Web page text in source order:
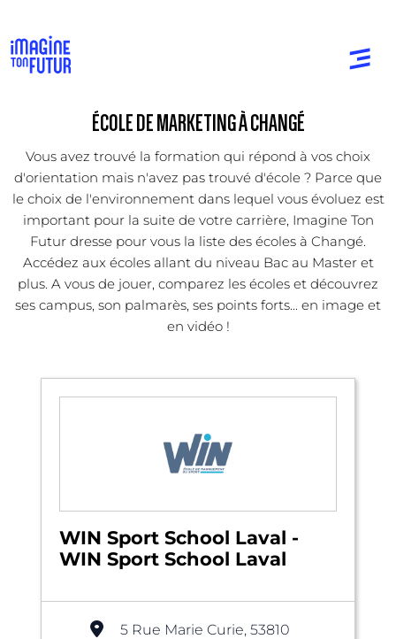
ÉCOLE DE MARKETING À CHANGÉ
Vous avez trouvé la formation qui répond à vos choix
d'orientation mais n'avez pas trouvé d'école ? Parce que
le choix de l'environnement dans lequel vous évoluez est
important pour la suite de votre carrière, Imagine Ton
Futur dresse pour vous la liste des écoles à Changé.
Accédez aux écoles allant du niveau Bac au Master et
plus. A vous de jouer, comparez les écoles et découvrez
ses campus, son palmarès, ses points forts... en image et
en vidéo !
WIN Sport School Laval -
WIN Sport School Laval
5 Rue Marie Curie, 53810